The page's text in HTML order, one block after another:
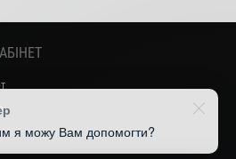
я можу Вам допомогти?